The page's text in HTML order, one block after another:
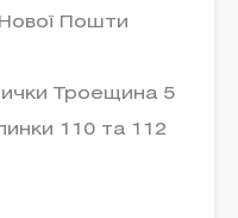
Пошти
Троещина 5
110 та 112